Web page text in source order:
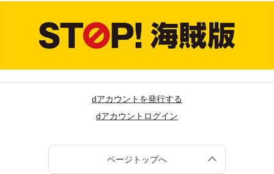
dアカウントを発行する
dアカウントログイン
ページトップへ